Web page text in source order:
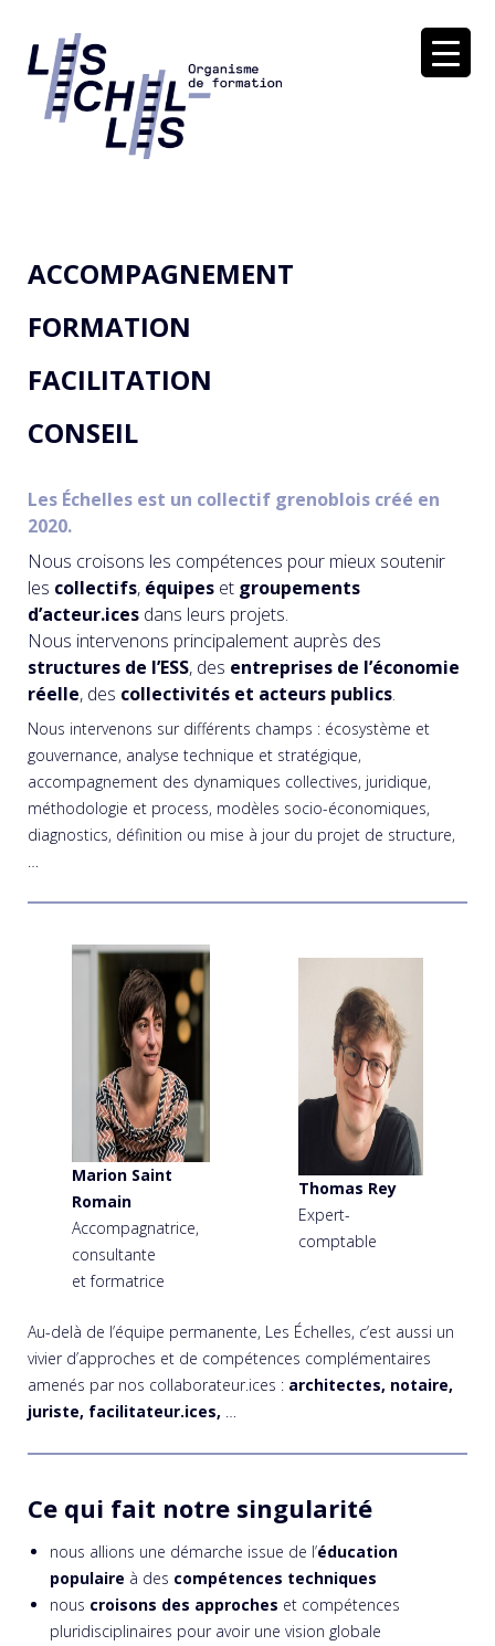
ACCOMPAGNEMENT
FORMATION
FACILITATION
CONSEIL
Les Échelles est un collectif grenoblois créé en
2020.
Nous croisons les compétences pour mieux soutenir
les collectifs, équipes et groupements
d’acteur.ices dans leurs projets.
Nous intervenons principalement auprès des
structures de l’ESS, des entreprises de l’économie
réelle, des collectivités et acteurs publics.
Nous intervenons sur différents champs : écosystème et
gouvernance, analyse technique et stratégique,
accompagnement des dynamiques collectives, juridique,
méthodologie et process, modèles socio-économiques,
diagnostics, définition ou mise à jour du projet de structure,
…
Marion Saint
Romain
Accompagnatrice,
consultante
et formatrice
Thomas Rey
Expert-
comptable
Au-delà de l’équipe permanente, Les Échelles, c’est aussi un
vivier d’approches et de compétences complémentaires
amenés par nos collaborateur.ices : architectes, notaire,
juriste, facilitateur.ices, …
Ce qui fait notre singularité
nous allions une démarche issue de l’éducation
populaire à des compétences techniques
nous croisons des approches et compétences
pluridisciplinaires pour avoir une vision globale